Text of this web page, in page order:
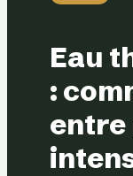
Bien-être
Eau
:
entre